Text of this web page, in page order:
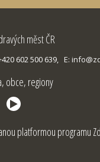
měst ČR
602 500 639, E:
obce, regiony
platformou programu